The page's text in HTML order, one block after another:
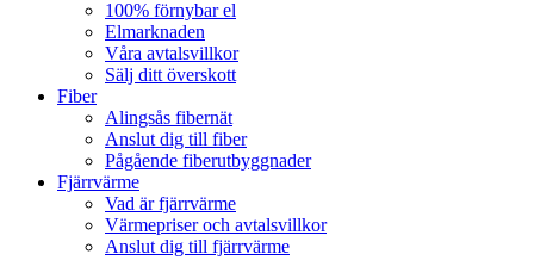
100% förnybar el
Elmarknaden
Våra avtalsvillkor
Sälj ditt överskott
Fiber
Alingsås fibernät
Anslut dig till fiber
Pågående fiberutbyggnader
Fjärrvärme
Vad är fjärrvärme
Värmepriser och avtalsvillkor
Anslut dig till fjärrvärme